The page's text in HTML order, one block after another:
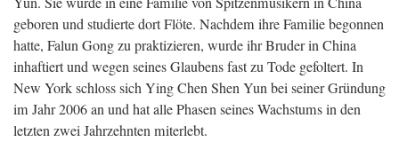
geboren und studierte dort Flöte. Nachdem ihre Familie begonnen
hatte, Falun Gong zu praktizieren, wurde ihr Bruder in China
inhaftiert und wegen seines Glaubens fast zu Tode gefoltert. In
New York schloss sich Ying Chen Shen Yun bei seiner Gründung
im Jahr 2006 an und hat alle Phasen seines Wachstums in den
letzten zwei Jahrzehnten miterlebt.